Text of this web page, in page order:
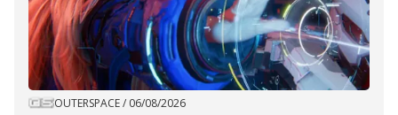
OUTERSPACE/ 06/08/2026